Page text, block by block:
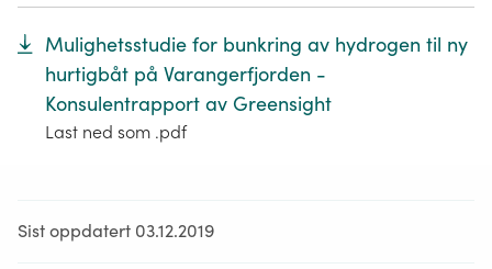
Mulighetsstudie for bunkring av hydrogen til ny
hurtigbåt på Varangerfjorden -
Konsulentrapport av Greensight
Last ned som .pdf
Sist oppdatert 03.12.2019